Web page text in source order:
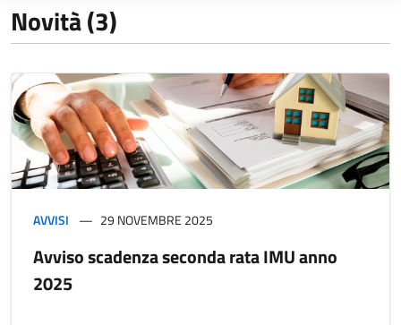
Novità (3)
AVVISI 29 NOVEMBRE 2025
Avviso scadenza seconda rata IMU anno
2025